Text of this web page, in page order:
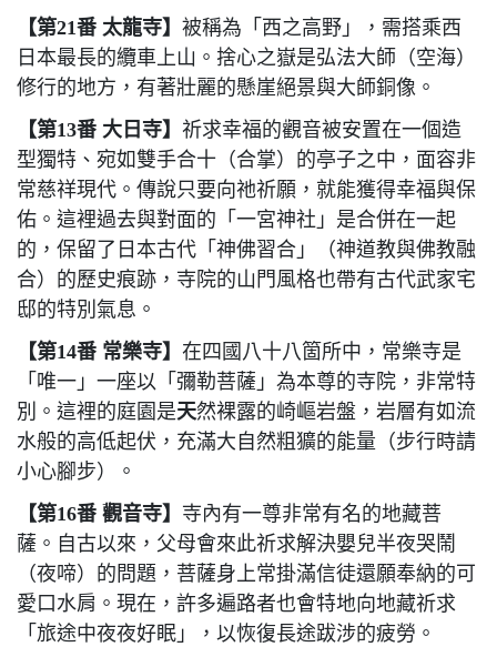
【第21番 太龍寺】 被稱為「西之高野」，需搭乘西
日本最長的纜車上山。捨心之嶽是弘法大師（空海）
修行的地方，有著壯麗的懸崖絕景與大師銅像。
【第13番 大日寺】 祈求幸福的觀音被安置在一個造
型獨特、宛如雙手合十（合掌）的亭子之中，面容非
常慈祥現代。傳說只要向祂祈願，就能獲得幸福與保
佑。這裡過去與對面的「一宮神社」是合併在一起
的，保留了日本古代「神佛習合」（神道教與佛教融
合）的歷史痕跡，寺院的山門風格也帶有古代武家宅
邸的特別氣息。
【第14番 常樂寺】 在四國八十八箇所中，常樂寺是
「唯一」一座以「彌勒菩薩」為本尊的寺院，非常特
別。這裡的庭園是天然裸露的崎嶇岩盤，岩層有如流
水般的高低起伏，充滿大自然粗獷的能量（步行時請
小心腳步）。
【第16番 觀音寺】 寺內有一尊非常有名的地藏菩
薩。自古以來，父母會來此祈求解決嬰兒半夜哭鬧
（夜啼）的問題，菩薩身上常掛滿信徒還願奉納的可
愛口水肩。現在，許多遍路者也會特地向地藏祈求
「旅途中夜夜好眠」，以恢復長途跋涉的疲勞。